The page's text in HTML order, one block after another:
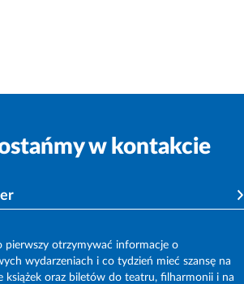
w kontakcie
pierwszy otrzymywać informacje o
wydarzeniach i co tydzień mieć szansę na
książek oraz biletów do teatru, filharmonii i na